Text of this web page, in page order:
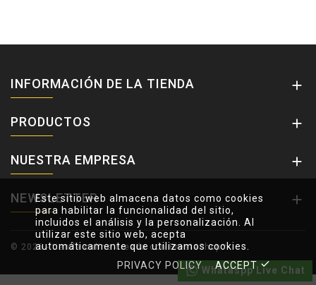
INFORMACIÓN DE LA TIENDA 
PRODUCTOS 
NUESTRA EMPRESA 
NEWSLETTER 
Whataspp Live Chat
© 2026 - tienda online creada con PrestaShop™
Este sitio web almacena datos como cookies
para habilitar la funcionalidad del sitio,
incluidos el análisis y la personalización. Al
utilizar este sitio web, acepta
automáticamente que utilizamos cookies.
PRIVACY POLICY
ACCEPT